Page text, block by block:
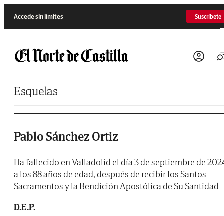
Accede sin límites Suscríbete
Esquelas
Pablo Sánchez Ortiz
Ha fallecido en Valladolid el día 3 de septiembre de
a los 88 años de edad, después de recibir los Santos
Sacramentos y la Bendición Apostólica de Su Santidad
D.E.P.